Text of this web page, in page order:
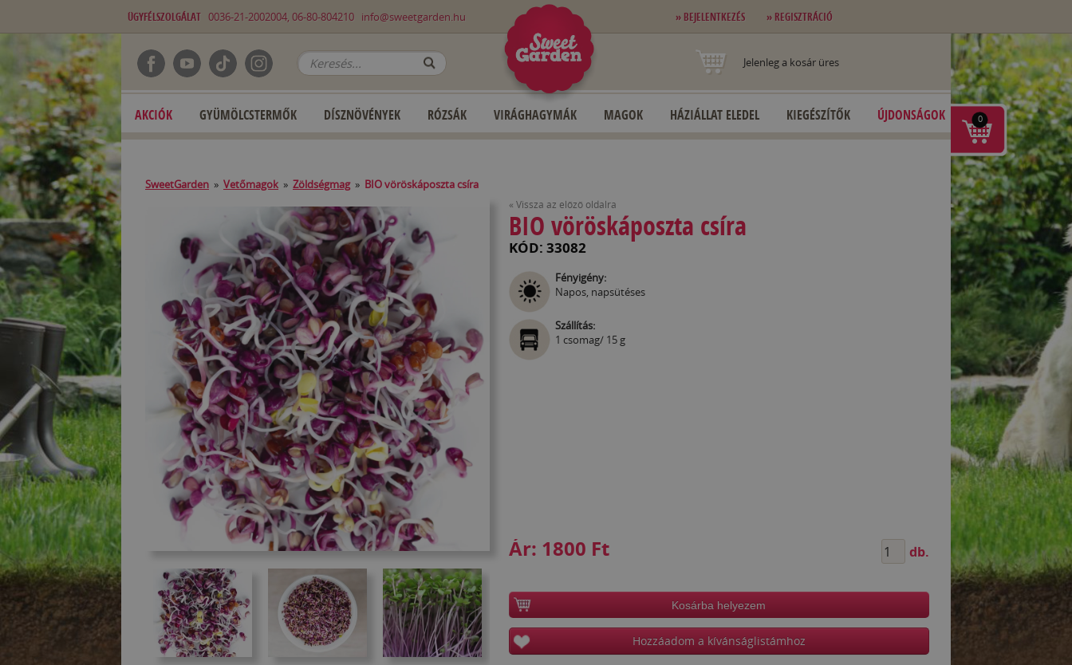
ÜGYFÉLSZOLGÁLAT 0036-21-2002004, 06-80-804210 info@sweetgarden.hu » BEJELENTKEZÉS » REGISZTRÁCIÓ
Jelenleg a kosár üres
AKCIÓK GYÜMÖLCSTERMŐK DÍSZNÖVÉNYEK RÓZSÁK VIRÁGHAGYMÁK MAGOK HÁZIÁLLAT ELEDEL KIEGÉSZÍTŐK ÚJDONSÁGOK
SweetGarden » Vetőmagok » Zöldségmag» BIO vöröskáposzta csíra
« Vissza az előző oldalra
BIO vöröskáposzta csíra
KÓD: 33082
Fényigény:
Napos, napsütéses
Szállítás:
1 csomag/ 15 g
Ár: 1800 Ft db.
Kosárba helyezem
Hozzáadom a kívánságlistámhoz
0